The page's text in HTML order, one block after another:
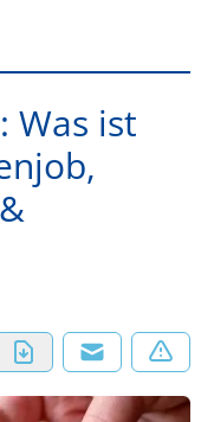
Was ist